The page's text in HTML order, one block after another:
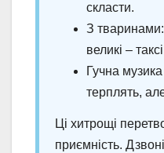
скласти.
З тваринами:
великі –
Гучна
терплять,
Ці хитрощі
приємність.